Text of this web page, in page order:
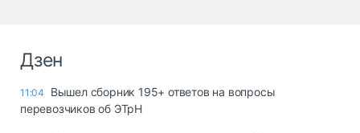
Дзен
11:04
Вышел сборник 195+ ответов на вопросы
перевозчиков об ЭТрН